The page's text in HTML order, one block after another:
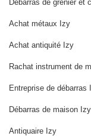
Débarras de grenier et
Achat métaux Izy
Achat antiquité Izy
Rachat instrument de
Entreprise de débarras
Débarras de maison Izy
Antiquaire Izy